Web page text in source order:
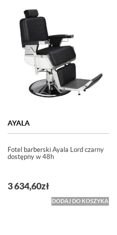
AYALA
Fotel barberski Ayala Lord czarny
dostępny w 48h
3 634,60zł
DODAJ DO KOSZYKA